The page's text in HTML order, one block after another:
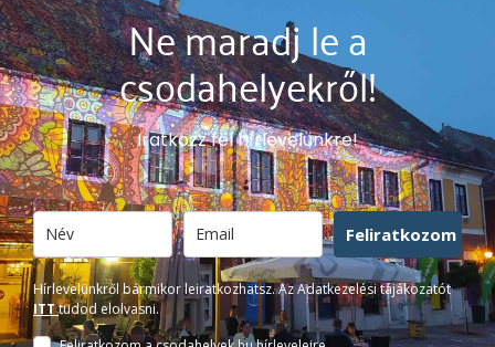
Ne maradj le a
csodahelyekről!
Iratkozz fel hírlevelünkre!
Feliratkozom
Hírlevelünkről bármikor leiratkozhatsz. Az Adatkezelési tájákozatót
ITTtudod elolvasni.